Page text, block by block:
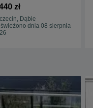
witryna
!
na lody
zł
Dąbie
dnia 08 sierpnia